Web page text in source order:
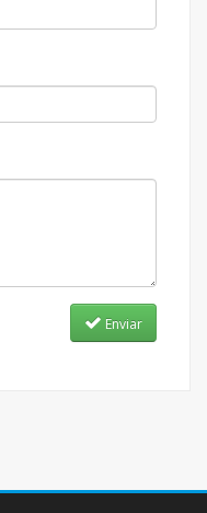
Enviar